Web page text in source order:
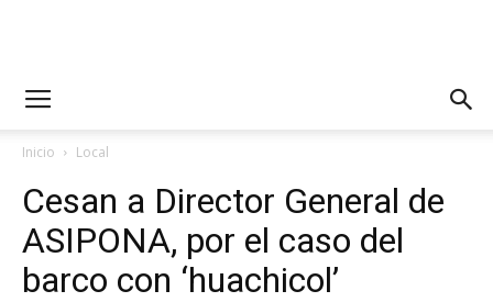
Inicio Local
Cesan a Director General de
ASIPONA, por el caso del
barco con ‘huachicol’